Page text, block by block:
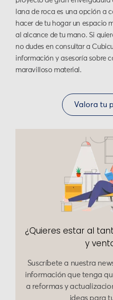
lana de roca es una opción a
hacer de tu hogar un espacio
al alcance de tu mano. Si
no dudes en consultar a
información y asesoría sobre
maravilloso material.
Valora tu
¿Quieres estar al
y
Suscríbete a nuestra
información que tenga
a reformas y
ideas para